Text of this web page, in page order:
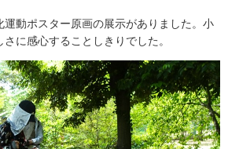
動ポスター原画の展示がありました。小
に感心することしきりでした。